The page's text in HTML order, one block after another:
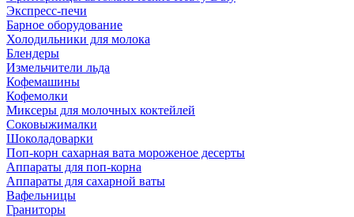
Экспресс-печи
Барное оборудование
Холодильники для молока
Блендеры
Измельчители льда
Кофемашины
Кофемолки
Миксеры для молочных коктейлей
Соковыжималки
Шоколадоварки
Поп-корн сахарная вата мороженое десерты
Аппараты для поп-корна
Аппараты для сахарной ваты
Вафельницы
Граниторы